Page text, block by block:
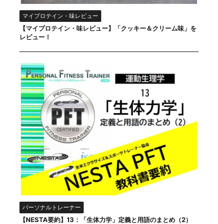
マイプロテイン・味レビュー
【マイプロテイン・味レビュー】「クッキー＆クリーム味」を
レビュー！
パーソナルトレーナー
【NESTA要約】13：「生体力学」定義と用語のまとめ（2）